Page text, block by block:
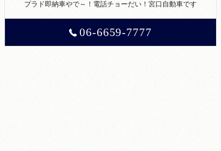
プラド即納車やで～！電話チョーだい！宮口自動車です
06-6659-7777